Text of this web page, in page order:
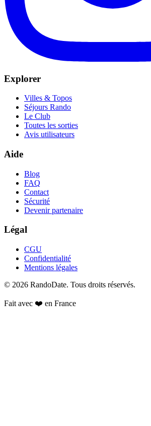
Explorer
Villes & Topos
Séjours Rando
Le Club
Toutes les sorties
Avis utilisateurs
Aide
Blog
FAQ
Contact
Sécurité
Devenir partenaire
Légal
CGU
Confidentialité
Mentions légales
© 2026 RandoDate. Tous droits réservés.
Fait avec ❤️ en France